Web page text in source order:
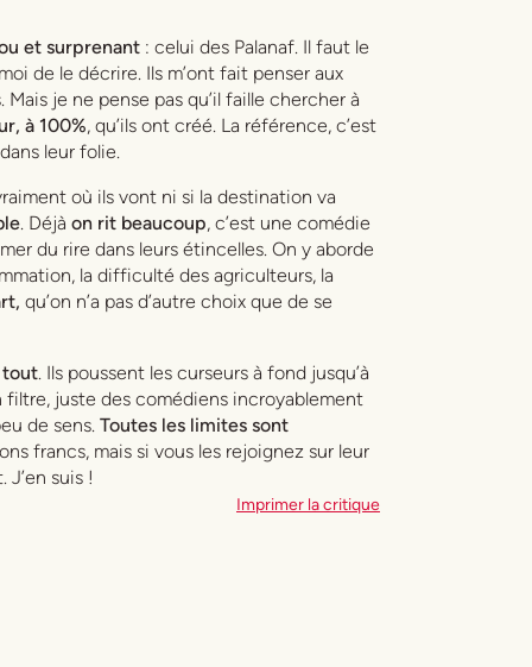
et surprenant : celui des Palanaf. Il faut le
de le décrire. Ils m’ont fait penser aux
je ne pense pas qu’il faille chercher à
à 100%, qu’ils ont créé. La référence, c’est
leur folie.
où ils vont ni si la destination va
. Déjà on rit beaucoup, c’est une comédie
du rire dans leurs étincelles. On y aborde
la difficulté des agriculteurs, la
qu’on n’a pas d’autre choix que de se
tout. Ils poussent les curseurs à fond jusqu’à
filtre, juste des comédiens incroyablement
de sens. Toutes les limites sont
francs, mais si vous les rejoignez sur leur
suis !
Imprimer la critique